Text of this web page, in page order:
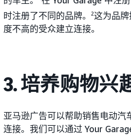
时注册了不同的品牌。
2这为品
度不高的受众建立连接。
3. 培养购物兴
亚马逊广告可以帮助销售电动
连接。我们可以通过 Your